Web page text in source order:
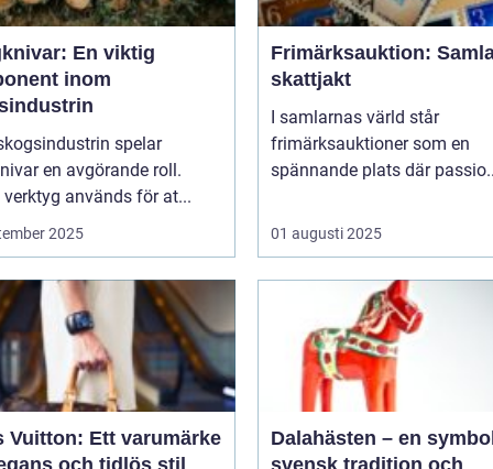
En viktig
inom
spelar
en avgörande roll.
verktyg används för at...
2025
Frimärksauktion:
skattjakt
I samlarnas värld står
frimärksauktioner som en
spännande plats där
01 augusti 2025
Vuitton: Ett varumärke
och tidlös stil
Dalahästen – en
svensk tradition och